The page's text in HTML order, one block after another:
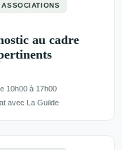
ASSOCIATIONS
au cadre
10h00 à 17h00
avec La Guilde